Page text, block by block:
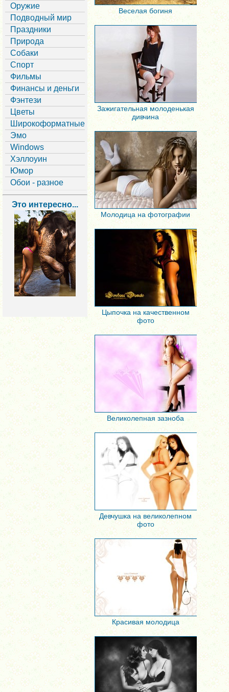
Оружие
Подводный мир
Праздники
Природа
Собаки
Спорт
Фильмы
Финансы и деньги
Фэнтези
Цветы
Широкоформатные
Эмо
Windows
Хэллоуин
Юмор
Обои - разное
Это интересно...
Веселая богиня
Зажигательная молоденькая
дивчина
Молодица на фотографии
Цыпочка на качественном
фото
Великолепная зазноба
Девчушка на великолепном
фото
Красивая молодица